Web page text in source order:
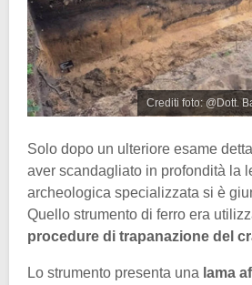
Crediti foto: @Dott.
Solo dopo un ulteriore esame
aver scandagliato in profondità la
archeologica specializzata si è
Quello strumento di ferro era
procedure di trapanazione del
Lo strumento presenta una lama